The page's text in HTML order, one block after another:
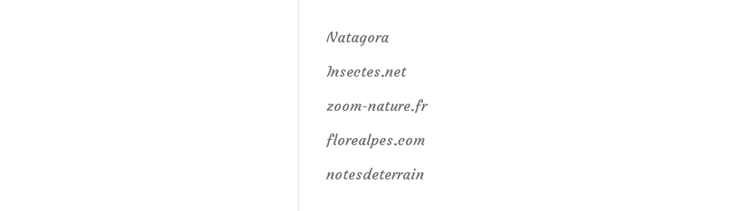
Natagora
Insectes.net
zoom-nature.fr
florealpes.com
notesdeterrain